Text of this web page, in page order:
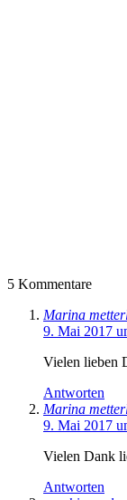
5 Kommentare
Marina
9. Mai 2017
Vielen lieben
Antworten
Marina
9. Mai 2017
Vielen Dank
Antworten